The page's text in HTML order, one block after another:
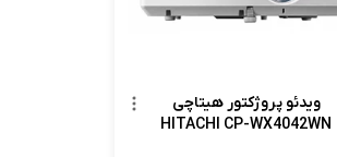
ویدئو پروژکتور هیتاچی
HITACHI CP-WX4042WN